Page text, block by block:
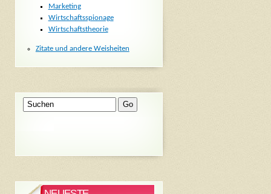
Marketing
Wirtschaftsspionage
Wirtschaftstheorie
Zitate und andere Weisheiten